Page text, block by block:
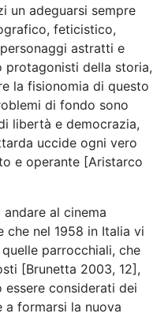
un adeguarsi sempre
feticistico,
astratti e
della storia,
la fisionomia di questo
di fondo sono
libertà e democrazia,
uccide ogni vero
e operante [Aristarco
al cinema
che nel 1958 in Italia vi
parrocchiali, che
[Brunetta 2003, 12],
considerati dei
formarsi la nuova